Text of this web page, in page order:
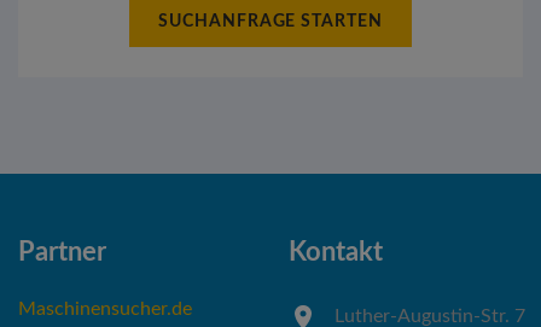
SUCHANFRAGE STARTEN
Partner
Maschinensucher.de
Kontakt
Luther-Augustin-Str. 7